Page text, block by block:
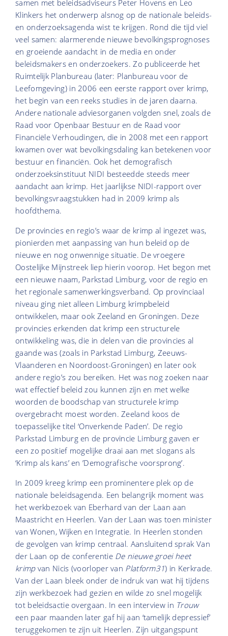
samen met beleidsadviseurs Peter Hovens en Leo
Klinkers het onderwerp alsnog op de nationale beleids-
en onderzoeksagenda wist te krijgen. Rond die tijd viel
veel samen: alarmerende nieuwe bevolkingsprognoses
en groeiende aandacht in de media en onder
beleidsmakers en onderzoekers. Zo publiceerde het
Ruimtelijk Planbureau (later: Planbureau voor de
Leefomgeving) in 2006 een eerste rapport over krimp,
het begin van een reeks studies in de jaren daarna.
Andere nationale adviesorganen volgden snel, zoals de
Raad voor Openbaar Bestuur en de Raad voor
Financiële Verhoudingen, die in 2008 met een rapport
kwamen over wat bevolkingsdaling kan betekenen voor
bestuur en financiën. Ook het demografisch
onderzoeksinstituut NIDI besteedde steeds meer
aandacht aan krimp. Het jaarlijkse NIDI-rapport over
bevolkingsvraagstukken had in 2009 krimp als
hoofdthema.
De provincies en regio’s waar de krimp al ingezet was,
pionierden met aanpassing van hun beleid op de
nieuwe en nog onwennige situatie. De vroegere
Oostelijke Mijnstreek liep hierin voorop. Het begon met
een nieuwe naam, Parkstad Limburg, voor de regio en
het regionale samenwerkingsverband. Op provinciaal
niveau ging niet alleen Limburg krimpbeleid
ontwikkelen, maar ook Zeeland en Groningen. Deze
provincies erkenden dat krimp een structurele
ontwikkeling was, die in delen van die provincies al
gaande was (zoals in Parkstad Limburg, Zeeuws-
Vlaanderen en Noordoost-Groningen) en later ook
andere regio’s zou bereiken. Het was nog zoeken naar
wat effectief beleid zou kunnen zijn en met welke
woorden de boodschap van structurele krimp
overgebracht moest worden. Zeeland koos de
toepasselijke titel ‘Onverkende Paden’. De regio
Parkstad Limburg en de provincie Limburg gaven er
een zo positief mogelijke draai aan met slogans als
‘Krimp als kans’ en ’Demografische voorsprong’.
In 2009 kreeg krimp een prominentere plek op de
nationale beleidsagenda. Een belangrijk moment was
het werkbezoek van Eberhard van der Laan aan
Maastricht en Heerlen. Van der Laan was toen minister
van Wonen, Wijken en Integratie. In Heerlen stonden
de gevolgen van krimp centraal. Aansluitend sprak Van
der Laan op de conferentie De nieuwe groei heet
krimpvan Nicis (voorloper van Platform31) in Kerkrade.
Van der Laan bleek onder de indruk van wat hij tijdens
zijn werkbezoek had gezien en wilde zo snel mogelijk
tot beleidsactie overgaan. In een interview in Trouw
een paar maanden later gaf hij aan ‘tamelijk depressief’
teruggekomen te zijn uit Heerlen. Zijn uitgangspunt